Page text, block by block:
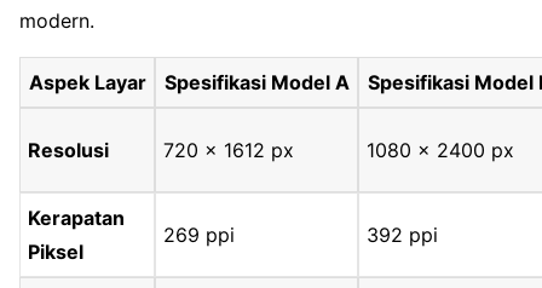
modern.
Aspek Layar Spesifikasi Model A Spesifikasi Model
Resolusi 720 x 1612 px 1080 x 2400 px
Kerapatan
Piksel
269 ppi 392 ppi